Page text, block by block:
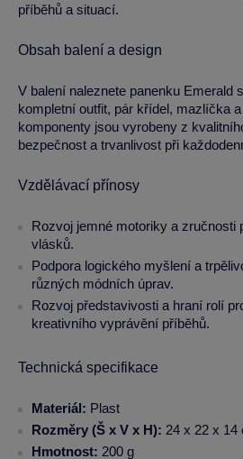
příběhů a situací.
Obsah balení a design
V balení naleznete panenku Emerald
kompletní outfit, pár křídel, mazlíčka
komponenty jsou vyrobeny z
bezpečnost a trvanlivost při
Vzdělávací přínosy
Rozvoj jemné motoriky a zručnosti
vlásků.
Podpora logického myšlení a
různých módních úprav.
Rozvoj představivosti a hraní rolí
kreativního vyprávění příběhů.
Technická specifikace
Materiál: Plast
Rozměry (Š x V x H): 24 x 22 x 14
Hmotnost: 200 g